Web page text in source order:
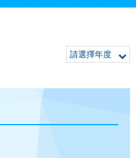
請選擇年度